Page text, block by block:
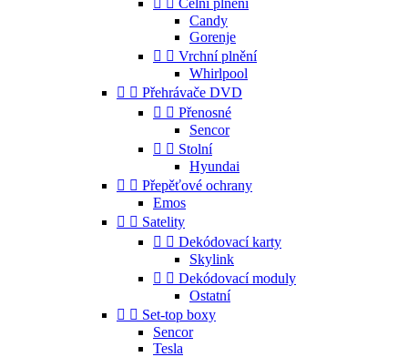
Candy
Gorenje
  Vrchní plnění
Whirlpool
  Přehrávače DVD
  Přenosné
Sencor
  Stolní
Hyundai
  Přepěťové ochrany
Emos
  Satelity
  Dekódovací karty
Skylink
  Dekódovací moduly
Ostatní
  Set-top boxy
Sencor
Tesla